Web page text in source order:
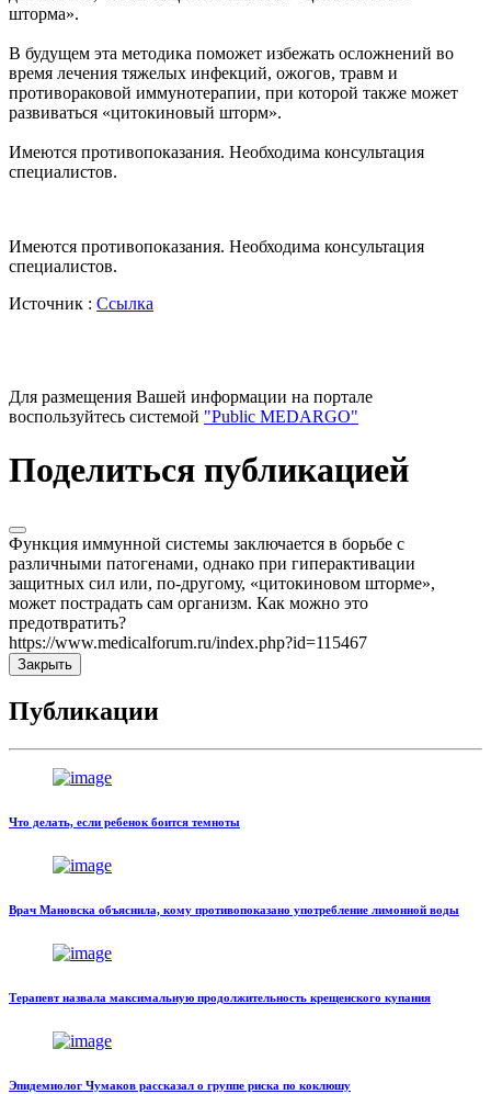
шторма».
В будущем эта методика поможет избежать осложнений во
время лечения тяжелых инфекций, ожогов, травм и
противораковой иммунотерапии, при которой также может
развиваться «цитокиновый шторм».
Имеются противопоказания. Необходима консультация
специалистов.
Имеются противопоказания. Необходима консультация
специалистов.
Источник : Ссылка
Для размещения Вашей информации на портале
воспользуйтесь системой "Public MEDARGO"
Поделиться публикацией
Функция иммунной системы заключается в борьбе с
различными патогенами, однако при гиперактивации
защитных сил или, по-другому, «цитокиновом шторме»,
может пострадать сам организм. Как можно это
предотвратить?
https://www.medicalforum.ru/index.php?id=115467
Закрыть
Публикации
Что делать, если ребенок боится темноты
Врач Мановска объяснила, кому противопоказано употребление лимонной воды
Терапевт назвала максимальную продолжительность крещенского купания
Эпидемиолог Чумаков рассказал о группе риска по коклюшу